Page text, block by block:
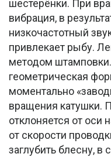
шестерёнки. При
вибрация, в
низкочастотный
привлекает рыбу.
методом штамповки.
геометрическая
моментально
вращения катушки.
отклоняется от оси
от скорости
заглубить блесну, в